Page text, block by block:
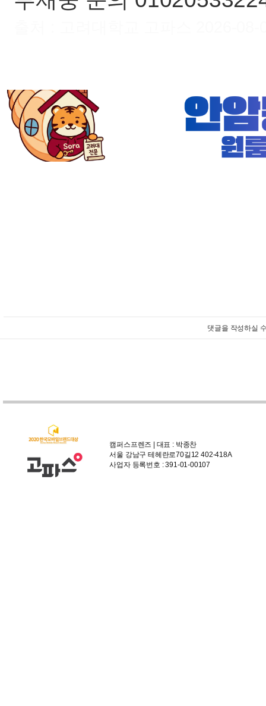
댓글을 작성하실
캠퍼스프렌즈 | 대표 : 박종찬
서울 강남구 테헤란로70길12 402-418A
사업자 등록번호 : 391-01-00107